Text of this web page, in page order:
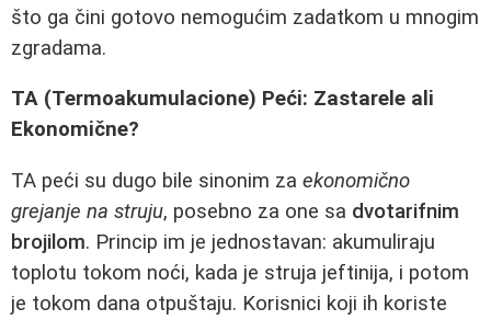
što ga čini gotovo nemogućim zadatkom u mnogim
zgradama.
TA (Termoakumulacione) Peći: Zastarele ali
Ekonomične?
TA peći su dugo bile sinonim za ekonomično
grejanje na struju, posebno za one sa dvotarifnim
brojilom. Princip im je jednostavan: akumuliraju
toplotu tokom noći, kada je struja jeftinija, i potom
je tokom dana otpuštaju. Korisnici koji ih koriste